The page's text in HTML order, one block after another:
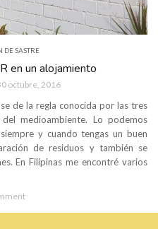
DE SASTRE
en un alojamiento
octubre, 2016
de la regla conocida por las tres
medioambiente. Lo podemos
y cuando tengas un buen
de residuos y también se
En Filipinas me encontré varios